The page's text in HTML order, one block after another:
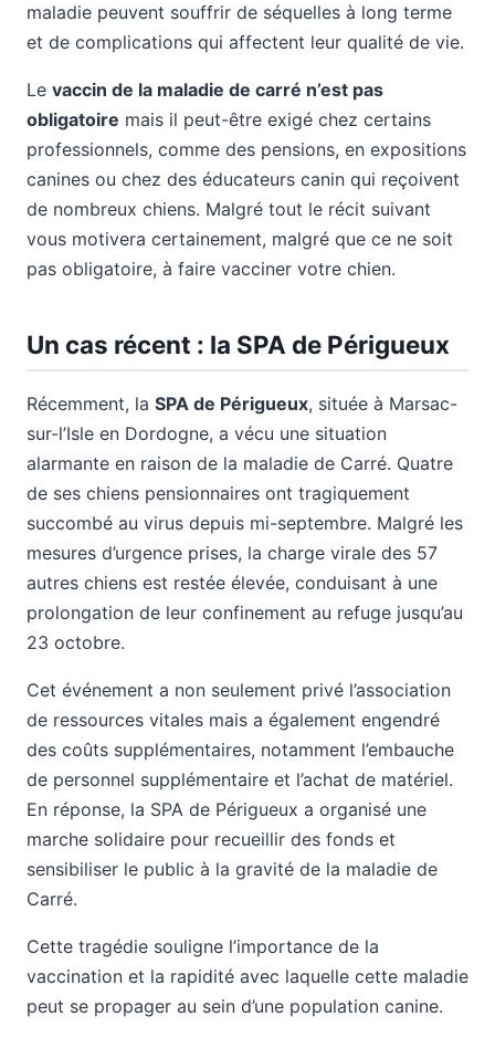
maladie peuvent souffrir de séquelles à long terme
et de complications qui affectent leur qualité de vie.
Le vaccin de la maladie de carré n’est pas
obligatoire mais il peut-être exigé chez certains
professionnels, comme des pensions, en expositions
canines ou chez des éducateurs canin qui reçoivent
de nombreux chiens. Malgré tout le récit suivant
vous motivera certainement, malgré que ce ne soit
pas obligatoire, à faire vacciner votre chien.
Un cas récent : la SPA de Périgueux
Récemment, la SPA de Périgueux, située à Marsac-
sur-l’Isle en Dordogne, a vécu une situation
alarmante en raison de la maladie de Carré. Quatre
de ses chiens pensionnaires ont tragiquement
succombé au virus depuis mi-septembre. Malgré les
mesures d’urgence prises, la charge virale des 57
autres chiens est restée élevée, conduisant à une
prolongation de leur confinement au refuge jusqu’au
23 octobre.
Cet événement a non seulement privé l’association
de ressources vitales mais a également engendré
des coûts supplémentaires, notamment l’embauche
de personnel supplémentaire et l’achat de matériel.
En réponse, la SPA de Périgueux a organisé une
marche solidaire pour recueillir des fonds et
sensibiliser le public à la gravité de la maladie de
Carré.
Cette tragédie souligne l’importance de la
vaccination et la rapidité avec laquelle cette maladie
peut se propager au sein d’une population canine.